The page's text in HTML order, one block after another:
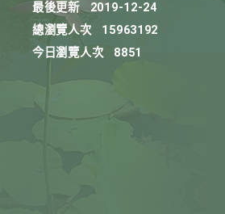
最後更新
2019-12-24
總瀏覽人次
15963192
今日瀏覽人次
8851